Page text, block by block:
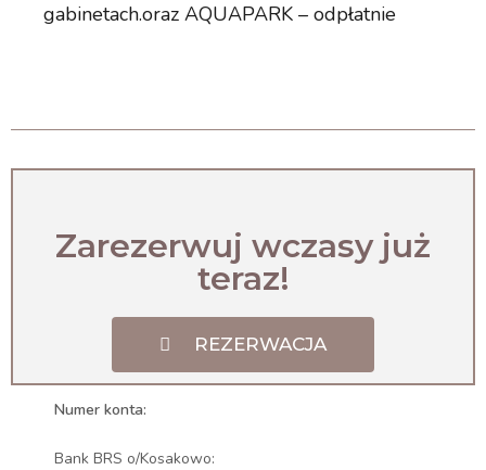
gabinetach.oraz AQUAPARK – odpłatnie
Zarezerwuj wczasy już
teraz!
REZERWACJA
Numer konta:
Bank BRS o/Kosakowo: